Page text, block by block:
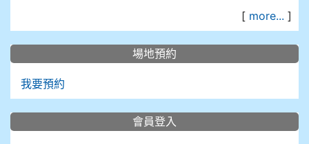
[ more... ]
場地預約
我要預約
會員登入